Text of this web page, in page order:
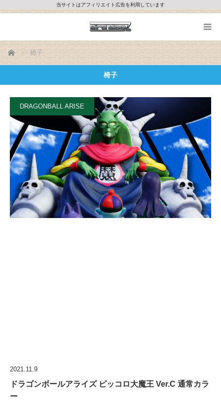
当サイトはアフィリエイト広告を利用しています
ホーム 椅子
椅子
DRAGONBALL ARISE
2021.11.9
ドラゴンボールアライズ ピッコロ大魔王 Ver.C 通常カラ
ー